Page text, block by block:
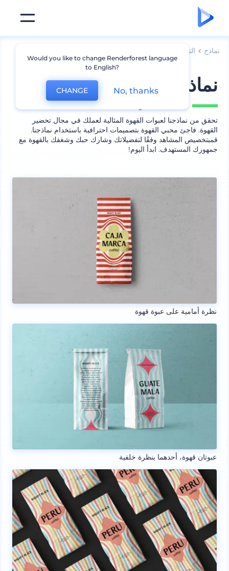
نماذج التعبئة
نماذج عبوات القهوة
تحقق من نماذجنا لعبوات القهوة المثالية لعملك في مجال تحضير
القهوة. فاجئ محبي القهوة بتصميمات احترافية باستخدام نماذجنا.
قمبتخصيص المشاهد وفقًا لتفضيلاتك وشارك حبك وشغفك بالقهوة مع
جمهورك المستهدف. ابدأ اليوم!
نظرة أمامية على عبوة قهوة
عبوتان قهوة، أحدهما بنظرة خلفية
Would you like to change Renderforest language
to English?
CHANGE No, thanks